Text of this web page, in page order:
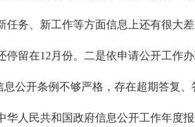
务、新工作等方面信息上还有很大
留在12月份。二是依申请公开工作
公开条例不够严格，存在超期答复
人民共和国政府信息公开工作年度